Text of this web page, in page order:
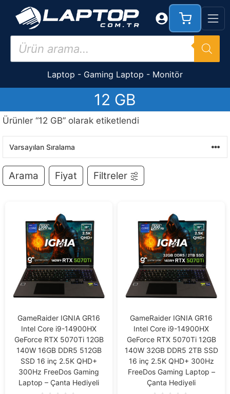
İçeriğe
Products
search
Laptop - Gaming Laptop - Monitör
12 GB
Ürünler “12 GB” olarak etiketlendi
Arama Fiyat Filtreler
GameRaider IGNIA GR16
Intel Core i9-14900HX
GeForce RTX 5070Ti 12GB
140W 16GB DDR5 512GB
SSD 16 inç 2.5K QHD+
300Hz FreeDos Gaming
Laptop – Çanta Hediyeli
GameRaider IGNIA GR16
Intel Core i9-14900HX
GeForce RTX 5070Ti 12GB
140W 32GB DDR5 2TB SSD
16 inç 2.5K QHD+ 300Hz
FreeDos Gaming Laptop –
Çanta Hediyeli